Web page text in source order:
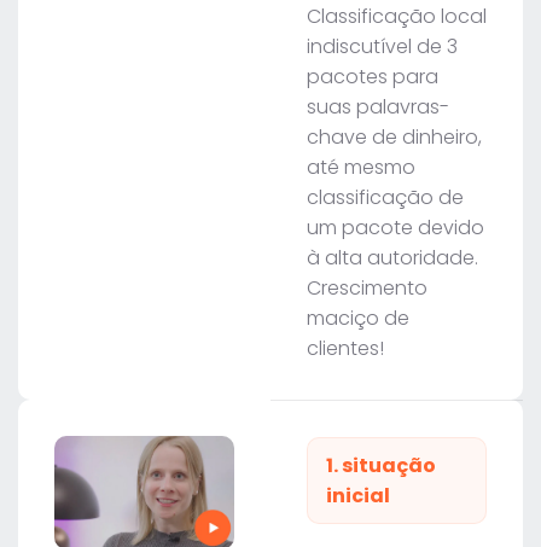
Classificação local
indiscutível de 3
pacotes para
suas palavras-
chave de dinheiro,
até mesmo
classificação de
um pacote devido
à alta autoridade.
Crescimento
maciço de
clientes!
1. situação
inicial